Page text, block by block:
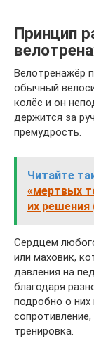
Принцип
Велотренажёр
обычный
колёс и он
держится за
премудрость.
Читайте
«мертвых
их
Сердцем
или маховик,
давления на
благодаря
подробно о
тренировка.